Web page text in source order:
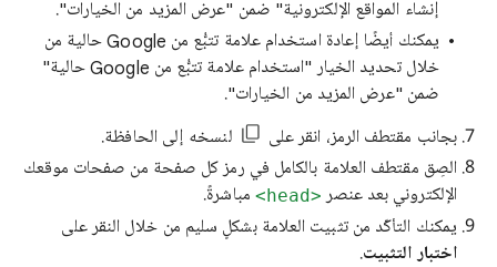
إنشاء المواقع الإلكترونية" ضمن "عرض المزيد من الخيارات".
يمكنك أيضًا إعادة استخدام علامة تتبُّع من Google حالية من
خلال تحديد الخيار "استخدام علامة تتبُّع من Google حالية"
ضمن "عرض المزيد من الخيارات".
بجانب مقتطف الرمز، انقر على
لنسخه إلى الحافظة.
الصِق مقتطف العلامة بالكامل في رمز كل صفحة من صفحات موقعك
الإلكتروني بعد عنصر <head>
مباشرةً.
يمكنك التأكّد من تثبيت العلامة بشكلٍ سليم من خلال النقر على
اختبار التثبيت.